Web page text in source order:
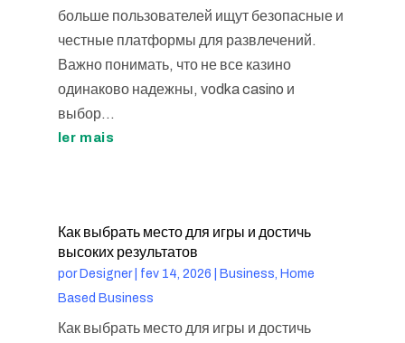
больше пользователей ищут безопасные и
честные платформы для развлечений.
Важно понимать, что не все казино
одинаково надежны, vodka casino и
выбор...
ler mais
Как выбрать место для игры и достичь
высоких результатов
por Designer| fev 14, 2026
Business, Home
Based Business
Как выбрать место для игры и достичь